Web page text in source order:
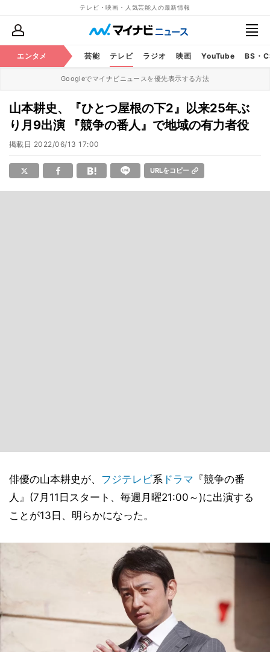
テレビ・映画・人気芸能人の最新情報
エンタメ 芸能 テレビ ラジオ 映画 YouTube BS・
Googleでマイナビニュースを優先表示する方法
山本耕史、『ひとつ屋根の下2』以来25年ぶ
り月9出演 『競争の番人』で地域の有力者役
掲載日 2022/06/13 17:00
URLをコピー
俳優の山本耕史が、 フジテレビ系 ドラマ 『競争の番
人』(7月11日スタート、毎週月曜21:00～)に出演する
ことが13日、明らかになった。